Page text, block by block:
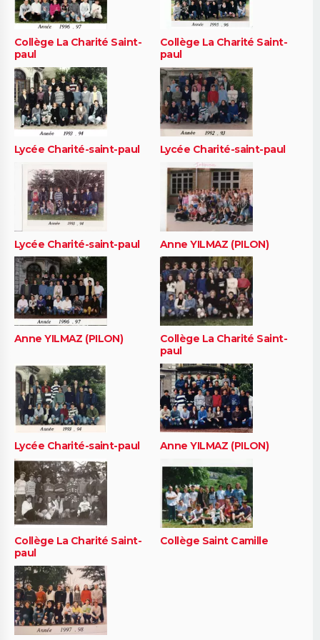
Collège La Charité Saint-
paul
Collège La Charité Saint-
paul
Lycée Charité-saint-paul Lycée Charité-saint-paul
Lycée Charité-saint-paul Anne YILMAZ (PILON)
Anne YILMAZ (PILON)
Collège La Charité Saint-
paul
Lycée Charité-saint-paul Anne YILMAZ (PILON)
Collège La Charité Saint-
paul
Collège Saint Camille